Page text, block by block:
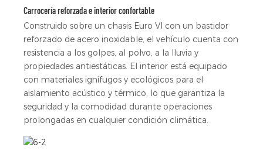
Carrocería reforzada e interior confortable
Construido sobre un chasis Euro VI con un bastidor
reforzado de acero inoxidable, el vehículo cuenta con
resistencia a los golpes, al polvo, a la lluvia y
propiedades antiestáticas. El interior está equipado
con materiales ignífugos y ecológicos para el
aislamiento acústico y térmico, lo que garantiza la
seguridad y la comodidad durante operaciones
prolongadas en cualquier condición climática.